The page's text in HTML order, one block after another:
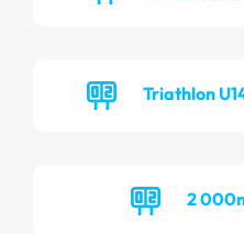
Triathlon
2